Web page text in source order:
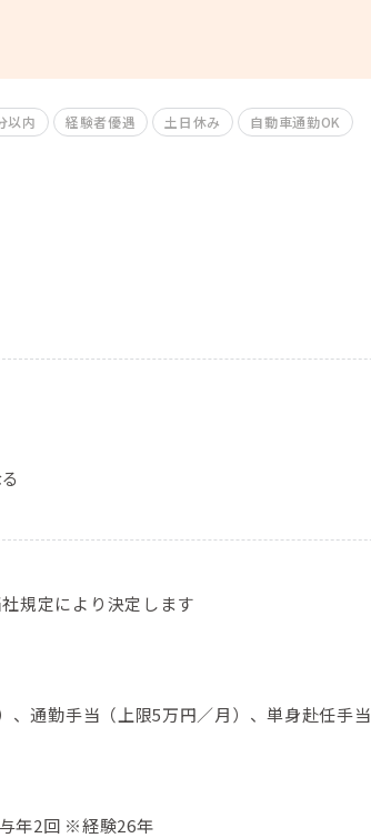
以内 経験者優遇 土日休み 自動車通勤OK
規定により決定します
、通勤手当（上限5万円／月）、単身赴任手当
年2回 ※経験26年